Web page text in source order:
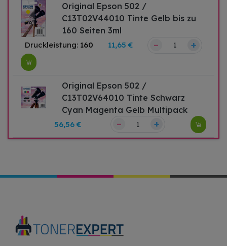
Original Epson 502 /
C13T02V44010 Tinte Gelb bis zu
160 Seiten 3ml
Druckleistung: 160 11,65 € – +
Original Epson 502 /
C13T02V64010 Tinte Schwarz
Cyan Magenta Gelb Multipack
56,56 € – +